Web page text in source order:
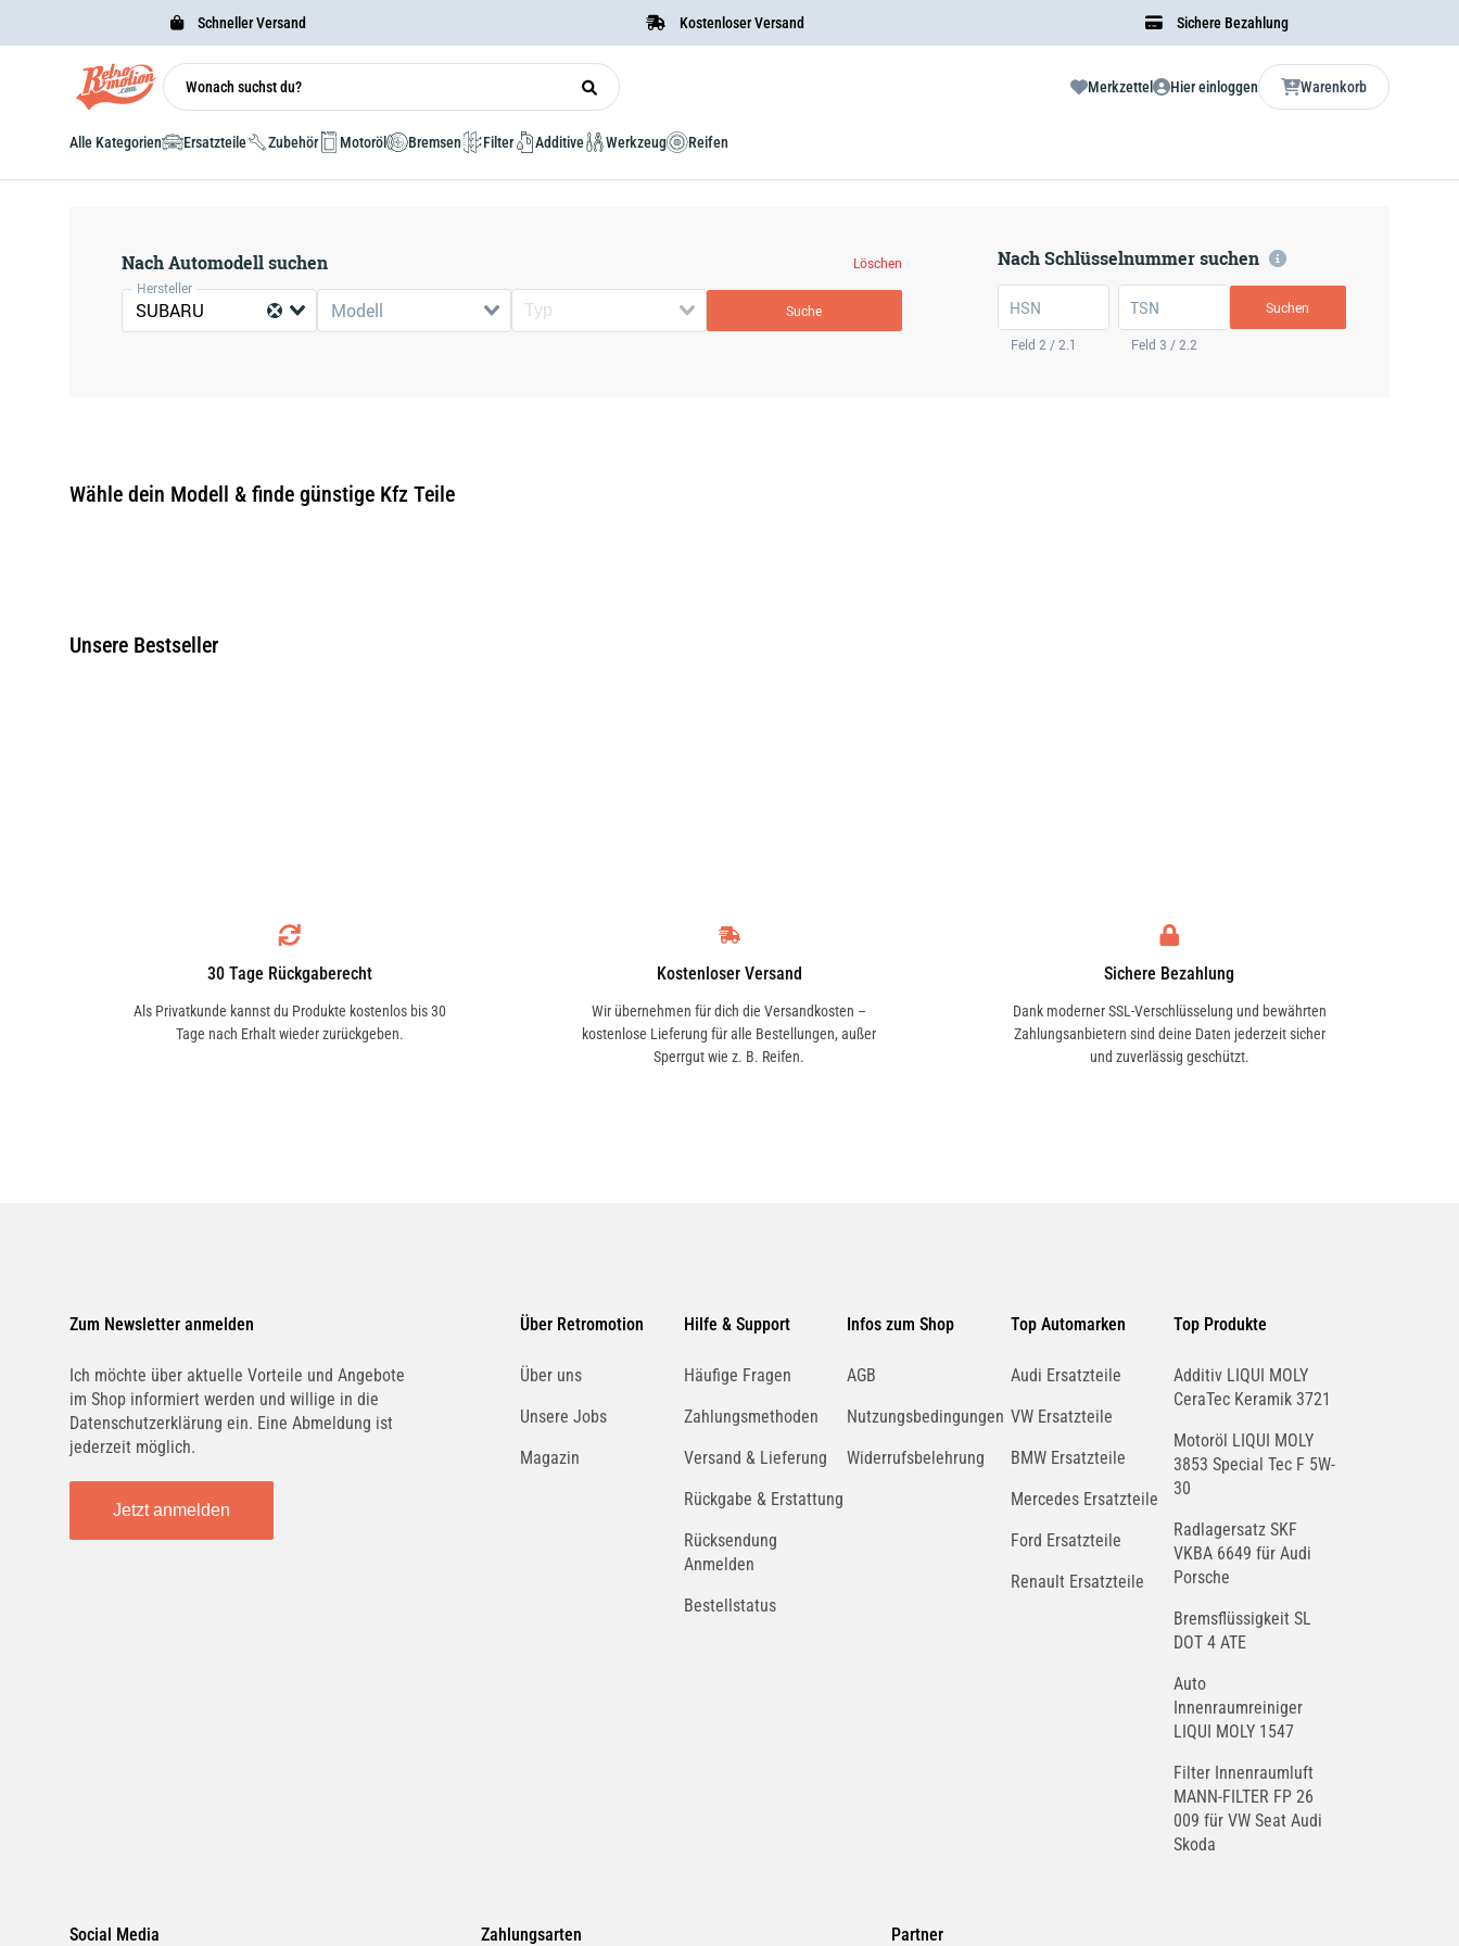
Schneller Versand Kostenloser Versand Sichere Bezahlung
Merkzettel Hier einloggen Warenkorb
Alle Kategorien Ersatzteile Zubehör Motoröl Bremsen Filter Additive Werkzeug Reifen
Nach Automodell suchen
Löschen
Hersteller
SUBARU Modell Suche
Nach Schlüsselnummer suchen
HSN
Feld 2 / 2.1
TSN
Feld 3 / 2.2
Suchen
Wähle dein Modell & finde günstige Kfz Teile
Unsere Bestseller
30 Tage Rückgaberecht
Als Privatkunde kannst du Produkte kostenlos bis 30
Tage nach Erhalt wieder zurückgeben.
Kostenloser Versand
Wir übernehmen für dich die Versandkosten –
kostenlose Lieferung für alle Bestellungen, außer
Sperrgut wie z. B. Reifen.
Sichere Bezahlung
Dank moderner SSL-Verschlüsselung und bewährten
Zahlungsanbietern sind deine Daten jederzeit sicher
und zuverlässig geschützt.
Zum Newsletter anmelden
Ich möchte über aktuelle Vorteile und Angebote
im Shop informiert werden und willige in die
Datenschutzerklärung ein. Eine Abmeldung ist
jederzeit möglich.
Jetzt anmelden
Über Retromotion
Über uns
Unsere Jobs
Magazin
Hilfe & Support
Häufige Fragen
Zahlungsmethoden
Versand & Lieferung
Rückgabe & Erstattung
Rücksendung
Anmelden
Bestellstatus
Infos zum Shop
AGB
Nutzungsbedingungen
Widerrufsbelehrung
Top Automarken
Audi Ersatzteile
VW Ersatzteile
BMW Ersatzteile
Mercedes Ersatzteile
Ford Ersatzteile
Renault Ersatzteile
Top Produkte
Additiv LIQUI MOLY
CeraTec Keramik 3721
Motoröl LIQUI MOLY
3853 Special Tec F 5W-
30
Radlagersatz SKF
VKBA 6649 für Audi
Porsche
Bremsflüssigkeit SL
DOT 4 ATE
Auto
Innenraumreiniger
LIQUI MOLY 1547
Filter Innenraumluft
MANN-FILTER FP 26
009 für VW Seat Audi
Skoda
Social Media Zahlungsarten Partner